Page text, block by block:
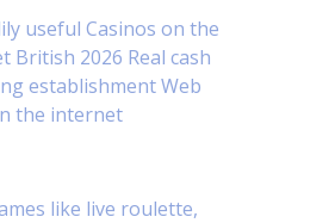
useful Casinos on the
British 2026 Real cash
establishment Web
the internet
like live roulette,